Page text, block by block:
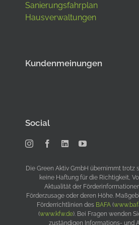
Sanierungsfahrplan
Hausverwaltungen
Kundenmeinungen
Social
Die Green Aktiv GmbH übernimmt trotz
keine Haftung für die Richtigkeit,
Aktualität der
Förderzusage oder deren Höhe.
Förderrichtlinien des BAFA (
(www.kfw.de). Bei Fragen wenden
zuständigen Informations- und